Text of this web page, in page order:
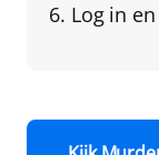
Log in